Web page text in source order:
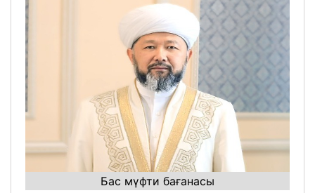
Бас мүфти бағанасы